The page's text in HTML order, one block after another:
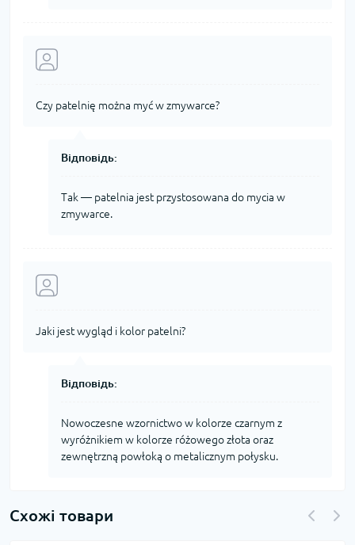
Czy patelnię można myć w zmywarce?
Відповідь:
Tak — patelnia jest przystosowana do mycia w
zmywarce.
Jaki jest wygląd i kolor patelni?
Відповідь:
Nowoczesne wzornictwo w kolorze czarnym z
wyróżnikiem w kolorze różowego złota oraz
zewnętrzną powłoką o metalicznym połysku.
Схожі товари